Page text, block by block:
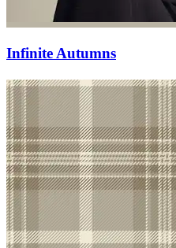
Infinite Autumns